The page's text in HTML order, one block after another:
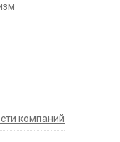
компаний